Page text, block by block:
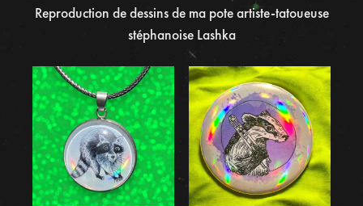
Reproduction de dessins de ma pote artiste-tatoueuse
stéphanoise Lashka